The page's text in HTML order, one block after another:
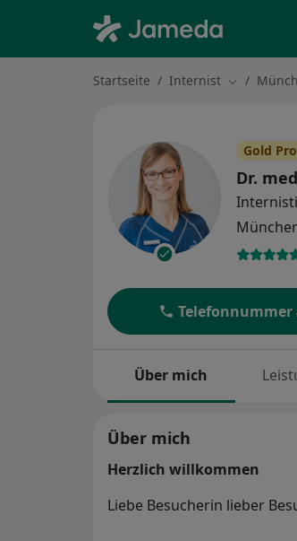
Startseite Internist Stadt
Gold
Dr.
Telefonnummer
Über mich
Über mich
Herzlich willkommen
Liebe Besucherin lieber